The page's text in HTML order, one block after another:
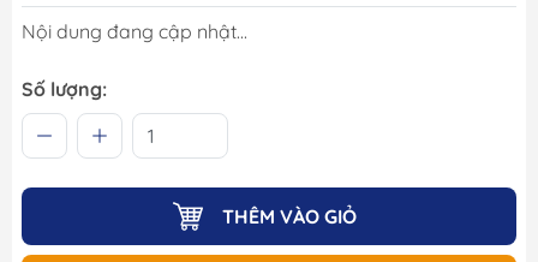
Nội dung đang cập nhật...
Số lượng:
THÊM VÀO GIỎ